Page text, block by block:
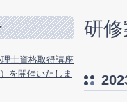
研修
士資格取得講座
を開催いたしま